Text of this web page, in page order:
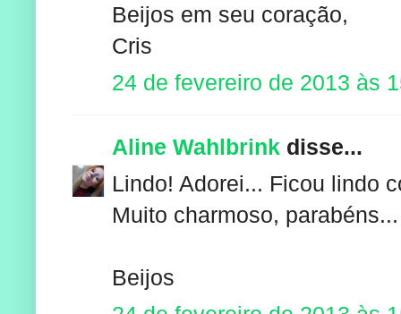
Beijos em seu coração,
Cris
24 de fevereiro de 2013 às
Aline Wahlbrink disse...
Lindo! Adorei... Ficou lindo
Muito charmoso, parabéns...
Beijos